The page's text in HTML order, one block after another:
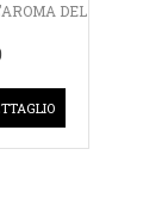
DEL